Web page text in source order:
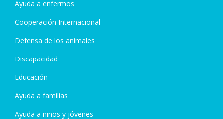
Ayuda a enfermos
Cooperación Internacional
Defensa de los animales
Discapacidad
Educación
Ayuda a familias
Ayuda a niños y jóvenes